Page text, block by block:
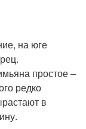
на юге
простое –
редко
в